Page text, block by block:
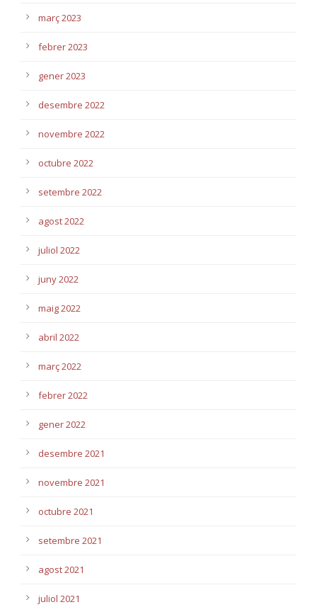
març 2023
febrer 2023
gener 2023
desembre 2022
novembre 2022
octubre 2022
setembre 2022
agost 2022
juliol 2022
juny 2022
maig 2022
abril 2022
març 2022
febrer 2022
gener 2022
desembre 2021
novembre 2021
octubre 2021
setembre 2021
agost 2021
juliol 2021